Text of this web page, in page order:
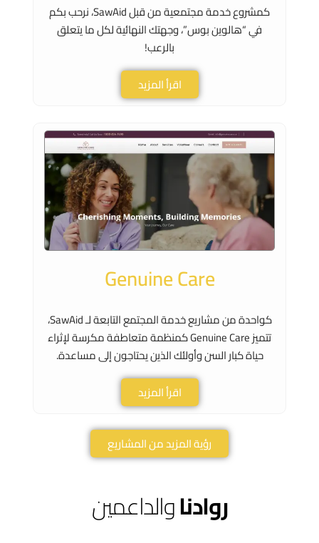
كمشروع خدمة مجتمعية من قبل SawAid، نرحب بكم
في “هالوين بوس”، وجهتك النهائية لكل ما يتعلق
بالرعب!
اقرأ المزيد
Genuine Care
كواحدة من مشاريع خدمة المجتمع التابعة لـ SawAid،
تتميز Genuine Care كمنظمة متعاطفة مكرسة لإثراء
حياة كبار السن وأولئك الذين يحتاجون إلى مساعدة.
اقرأ المزيد
رؤية المزيد من المشاريع
روادناوالداعمين